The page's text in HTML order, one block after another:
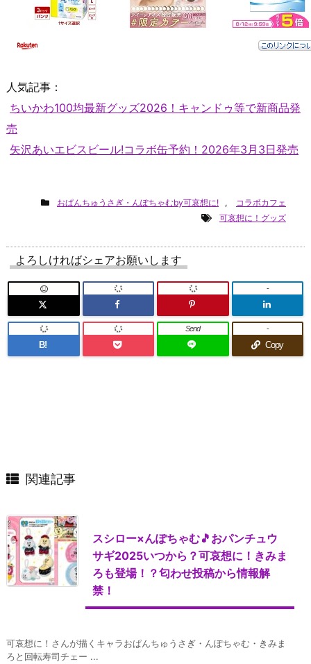
人気記事：
ちいかわ100均最新グッズ2026！キャンドゥ等で新商品発
売
矢沢あいエビスビール!コラボ缶予約！2026年3月3日発売
おぱんちゅうさぎ・んぽちゃむby可哀想に! ,
コラボカフェ
可哀想に！グッズ
よろしければシェアお願いします
-
B!
Send
Copy
-
関連記事
スシロー×んぽちゃむ🎵おパンチュウ
サギ2025いつから？可哀想に！きみま
ろも登場！？匂わせ投稿から情報解
禁！
可哀想に！さんが描くキャラおぱんちゅうさぎ・んぽちゃむ・きみま
ろと回転寿司チェー ...